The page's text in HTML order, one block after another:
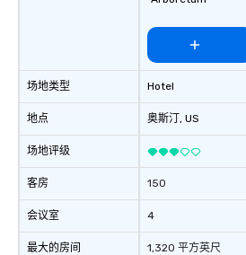
mood for your "I do" moment, to
creating a swinging vibe for cocktail
hour, to providing some sultry sounds
for dinner which lead right into an
unforgettable all night dance party!
Pop Nouveau will be there every step
of the way to make planning your
options available for every size venue
and every budget.
场地类型
地点
场地评级
客房
会议室
最大的房间
Hotel
奥斯汀 , US
150
4
1,320 平方英尺